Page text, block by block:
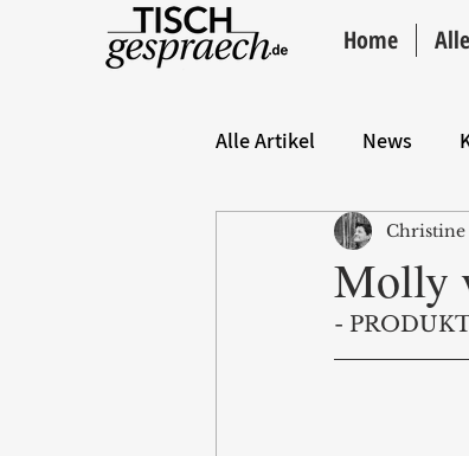
Home
Alle Artikel News
Hintergrund
Molly
-